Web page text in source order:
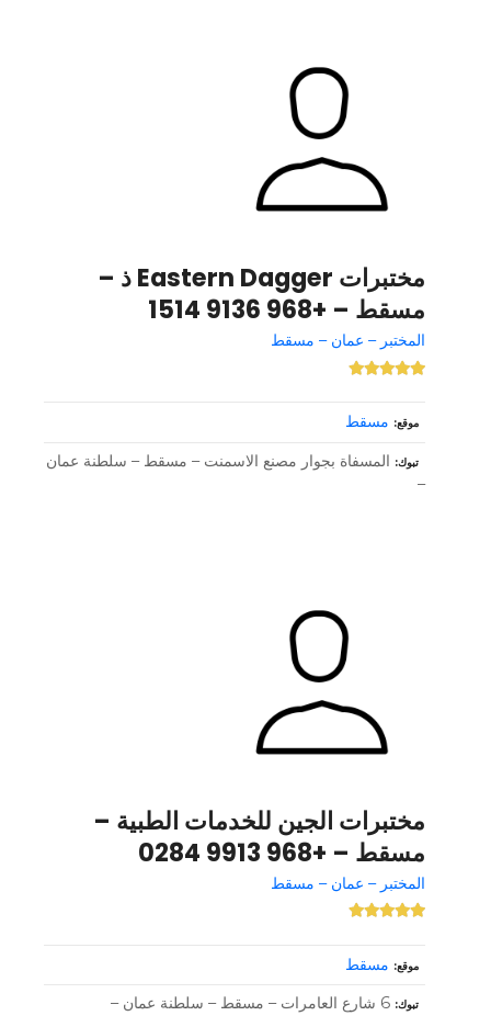
مختبرات Eastern Dagger ذ –
مسقط – +968 9136 1514
المختبر – عمان – مسقط
موقع مسقط
تبوك
المسفاة بجوار مصنع الاسمنت – مسقط – سلطنة عمان
–
مختبرات الجين للخدمات الطبية –
مسقط – +968 9913 0284
المختبر – عمان – مسقط
موقع مسقط
تبوك 6 شارع العامرات – مسقط – سلطنة عمان –